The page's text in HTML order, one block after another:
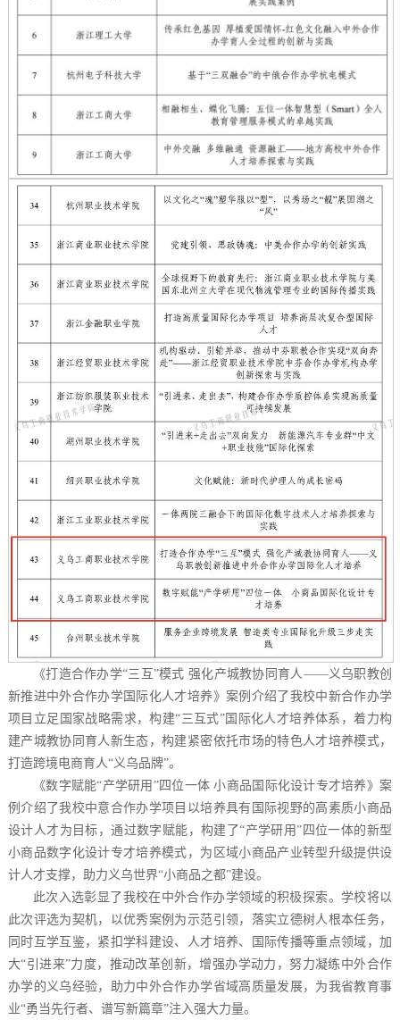
《打造合作办学“三互”模式 强化产城教协同育人——义乌职教创
新推进中外合作办学国际化人才培养》案例介绍了我校中新合作办学
项目立足国家战略需求，构建“三互式”国际化人才培养体系，着力构
建产城教协同育人新生态，构建紧密依托市场的特色人才培养模式，
打造跨境电商育人“义乌品牌”。
《数字赋能“产学研用”四位一体 小商品国际化设计专才培养》案
例介绍了我校中意合作办学项目以培养具有国际视野的高素质小商品
设计人才为目标，通过数字赋能，构建了“产学研用”四位一体的新型
小商品数字化设计专才培养模式，为区域小商品产业转型升级提供设
计人才支撑，助力义乌世界“小商品之都”建设。
此次入选彰显了我校在中外合作办学领域的积极探索。学校将以
此次评选为契机，以优秀案例为示范引领，落实立德树人根本任务，
同时互学互鉴，紧扣学科建设、人才培养、国际传播等重点领域，加
大“引进来”力度，推动改革创新，增强办学动力，努力凝练中外合作
办学的义乌经验，助力中外合作办学省域高质量发展，为我省教育事
业“勇当先行者、谱写新篇章”注入强大力量。